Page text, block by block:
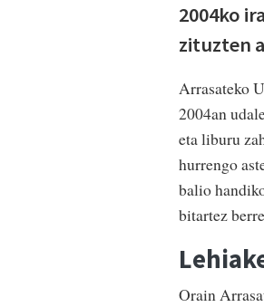
2004ko
zituzten
Arrasateko
2004an
eta liburu
hurrengo
balio
bitartez
Orain